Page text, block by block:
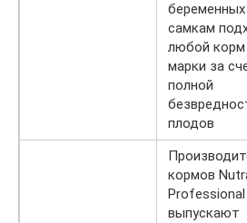
самкам
любой корм
марки за
полной
плодов
кормов
Professional
выпускают